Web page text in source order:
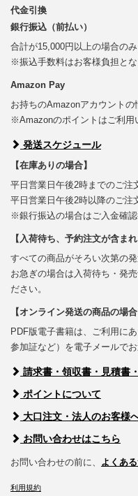
代金引換
銀行振込（前払い）
合計が15,000円以上の場合の
※振込手数料はお客様負担とな
Amazon Pay
お持ちのAmazonアカウントの
※Amazonのポイントはご利用
発送スケジュール
【在庫ありの場合】
平日営業日午後2時までのご注
平日営業日午後2時以降のご注
※銀行振込の場合はご入金確認
【入荷待ち、予約注文が含まれ
すべての商品がそろい次第の発
お急ぎの場合は入荷待ち・発
ださい。
【オンライン発送の商品の場合
PDF版電子書籍は、ご利用に
参加証など）を電子メールでお
請求書・領収書・見積書
ポイントについて
大口注文・法人のお客様
お問い合わせはこちら
お問い合わせの前に、 よくあ
利用規約